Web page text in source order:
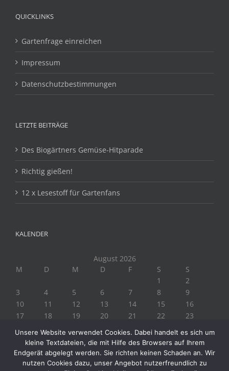
QUICKLINKS
Gartenfrage einreichen
Impressum
Datenschutzbestimmungen
LETZTE BEITRÄGE
Des Biogärtners Gemüse-Hitparade
Richtig gießen!
12 x Lesestoff für Gartenfans
KALENDER
August 2026
M
D M D F S
S
1
2
3
4 5 6 7 8
9
10
11 12 13 14 15
16
17
18 19 20 21 22
23
« Juli
Unsere Website verwendet Cookies. Dabei handelt es sich um
kleine Textdateien, die mit Hilfe des Browsers auf Ihrem
Endgerät abgelegt werden. Sie richten keinen Schaden an. Wir
nutzen Cookies dazu, unser Angebot nutzerfreundlich zu